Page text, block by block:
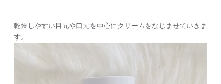
乾燥しやすい目元や口元を中心にクリームをなじませていきま
す。